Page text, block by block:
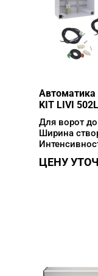
Автоматика
KIT LIVI
Для ворот
Ширина
ЦЕНУ